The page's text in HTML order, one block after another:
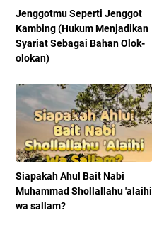
Jenggotmu Seperti Jenggot
Kambing (Hukum Menjadikan
Syariat Sebagai Bahan Olok-
olokan)
Siapakah Ahul Bait Nabi
Muhammad Shollallahu 'alaihi
wa sallam?